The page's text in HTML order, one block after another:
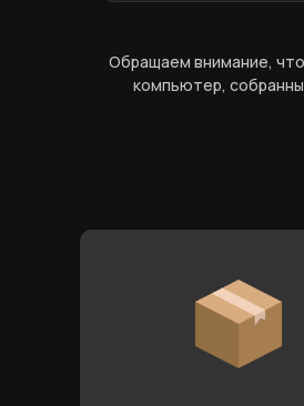
Обращаем внимание,
компьютер,